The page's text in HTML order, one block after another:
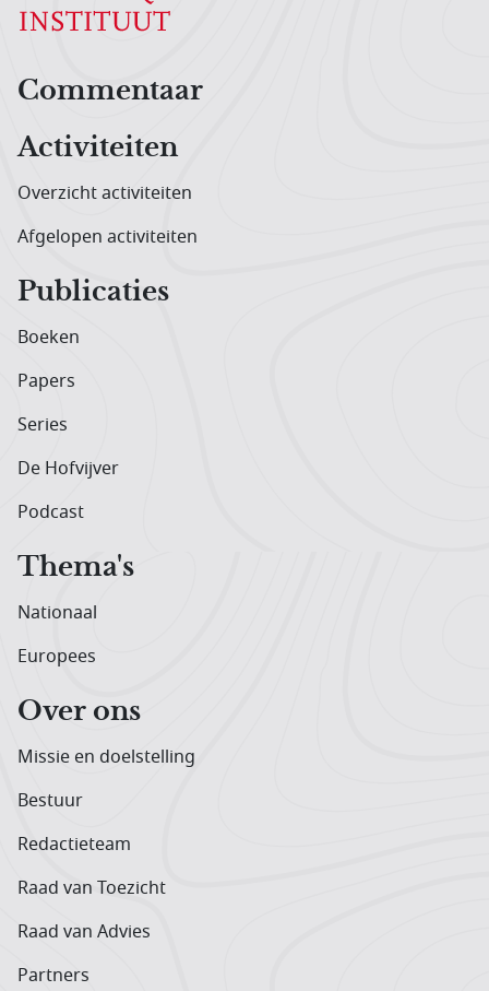
Hoofdnavigatiemenu
Commentaar
Activiteiten
Overzicht activiteiten
Afgelopen activiteiten
Publicaties
Boeken
Papers
Series
De Hofvijver
Podcast
Thema's
Nationaal
Europees
Over ons
Missie en doelstelling
Bestuur
Redactieteam
Raad van Toezicht
Raad van Advies
Partners